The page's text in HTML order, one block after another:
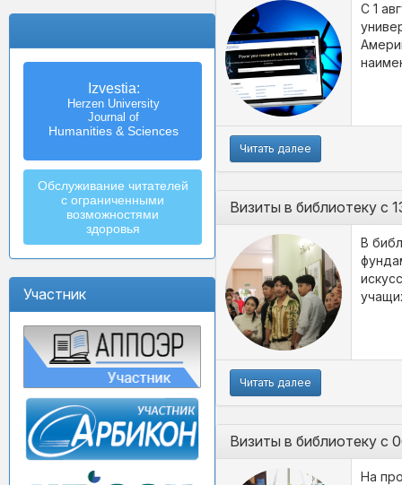
Izvestia:
Herzen University
Journal of
Humanities & Sciences
Обслуживание читателей
с ограниченными
возможностями
здоровья
Участник
С 1
Читать далее
Визиты в библиотеку с
В
Читать далее
Визиты в библиотеку с
На